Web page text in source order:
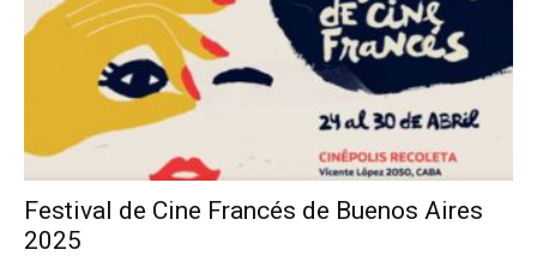
Festival de Cine Francés de Buenos Aires
2025